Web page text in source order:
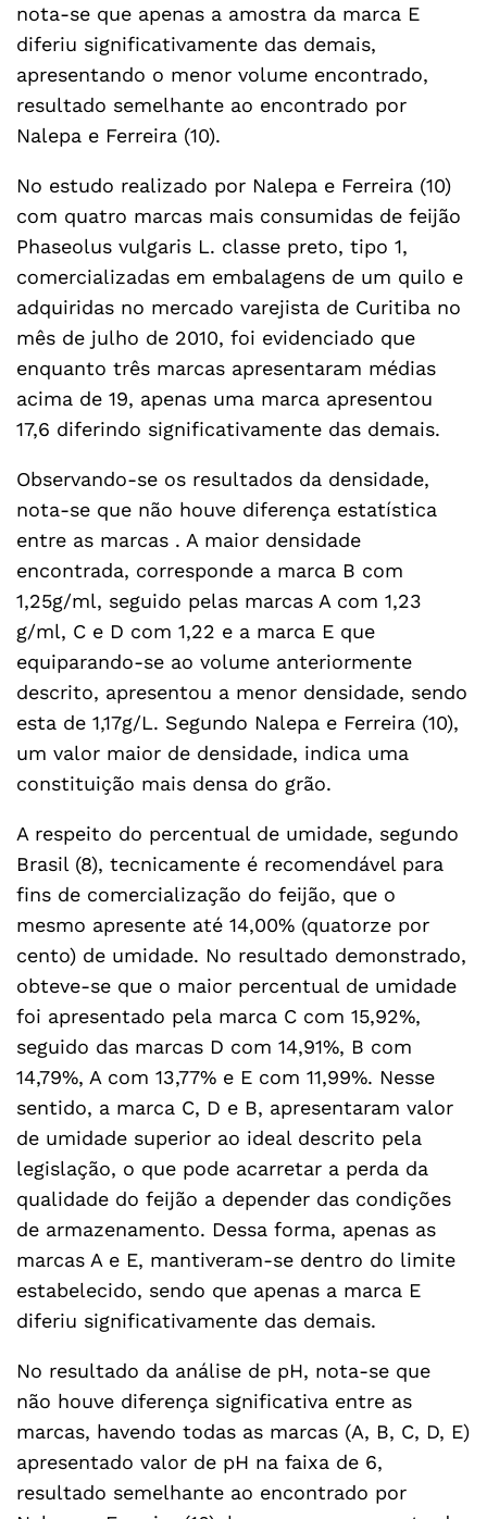
nota-se que apenas a amostra da marca E
diferiu significativamente das demais,
apresentando o menor volume encontrado,
resultado semelhante ao encontrado por
Nalepa e Ferreira (10).
No estudo realizado por Nalepa e Ferreira (10)
com quatro marcas mais consumidas de feijão
Phaseolus vulgaris L. classe preto, tipo 1,
comercializadas em embalagens de um quilo e
adquiridas no mercado varejista de Curitiba no
mês de julho de 2010, foi evidenciado que
enquanto três marcas apresentaram médias
acima de 19, apenas uma marca apresentou
17,6 diferindo significativamente das demais.
Observando-se os resultados da densidade,
nota-se que não houve diferença estatística
entre as marcas . A maior densidade
encontrada, corresponde a marca B com
1,25g/ml, seguido pelas marcas A com 1,23
g/ml, C e D com 1,22 e a marca E que
equiparando-se ao volume anteriormente
descrito, apresentou a menor densidade, sendo
esta de 1,17g/L. Segundo Nalepa e Ferreira (10),
um valor maior de densidade, indica uma
constituição mais densa do grão.
A respeito do percentual de umidade, segundo
Brasil (8), tecnicamente é recomendável para
fins de comercialização do feijão, que o
mesmo apresente até 14,00% (quatorze por
cento) de umidade. No resultado demonstrado,
obteve-se que o maior percentual de umidade
foi apresentado pela marca C com 15,92%,
seguido das marcas D com 14,91%, B com
14,79%, A com 13,77% e E com 11,99%. Nesse
sentido, a marca C, D e B, apresentaram valor
de umidade superior ao ideal descrito pela
legislação, o que pode acarretar a perda da
qualidade do feijão a depender das condições
de armazenamento. Dessa forma, apenas as
marcas A e E, mantiveram-se dentro do limite
estabelecido, sendo que apenas a marca E
diferiu significativamente das demais.
No resultado da análise de pH, nota-se que
não houve diferença significativa entre as
marcas, havendo todas as marcas (A, B, C, D, E)
apresentado valor de pH na faixa de 6,
resultado semelhante ao encontrado por